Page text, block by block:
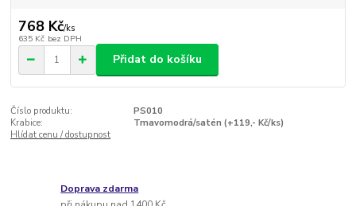
768 Kč/ks
635 Kč bez DPH
Přidat do košíku
Číslo produktu:
PS010
Krabice:
Tmavomodrá/satén (+119,- Kč/ks)
Hlídat cenu / dostupnost
Doprava zdarma